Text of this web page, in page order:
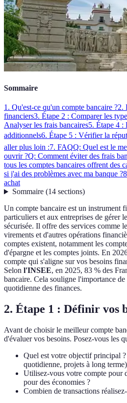
Sommaire
1. Qu'est-ce qu'un compte bancaire ?2.
financiers3. Étape 2 : Comparer les
Analyser les frais bancaires5. Étape 4 :
additionnels6. Étape 5 : Vérifier la
aller plus loin :7. FAQQ: Quel est le
ouvrir ?Q: Comment éviter des frais
tous les comptes bancaires offrent des
si j'ai des problèmes avec ma banque ?
achat
Sommaire(14 sections)
Un compte bancaire est un instrument
particuliers et aux entreprises de gérer
sécurisée. Il offre des services comme
virements et d'autres opérations
comptes existent, notamment les
d'épargne et les comptes joints. En
compte qui s'aligne sur vos besoins
Selon l'INSEE, en 2025, 83 % des
bancaire. Cela souligne l'importance
quotidienne des finances.
2. Étape 1 : Définir vos
Avant de choisir le meilleur compte
d'évaluer vos besoins. Posez-vous les
Quel est votre objectif principal ?
quotidienne, projets à long terme)
Utilisez-vous votre compte pour
pour des économies ?
Combien de transactions